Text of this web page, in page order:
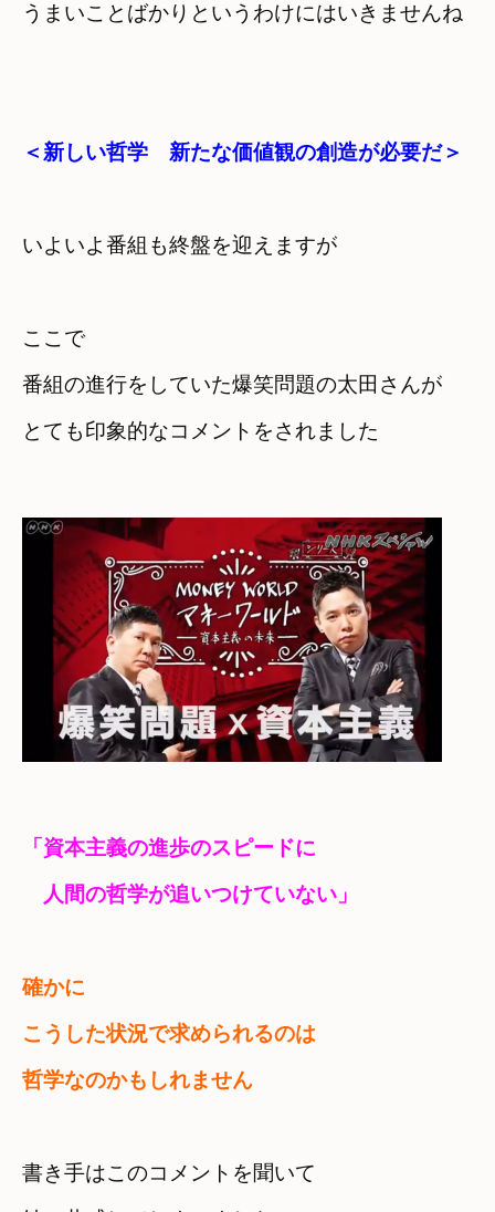
うまいことばかりというわけにはいきませんね
＜新しい哲学　新たな価値観の創造が必要だ＞
ここで
番組の進行をしていた爆笑問題の太田さんが
とても印象的なコメントをされました
「資本主義の進歩のスピードに
人間の哲学が追いつけていない」
確かに
こうした状況で求められるのは
哲学なのかもしれません
書き手はこのコメントを聞いて